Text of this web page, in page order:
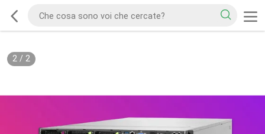
2/ 2